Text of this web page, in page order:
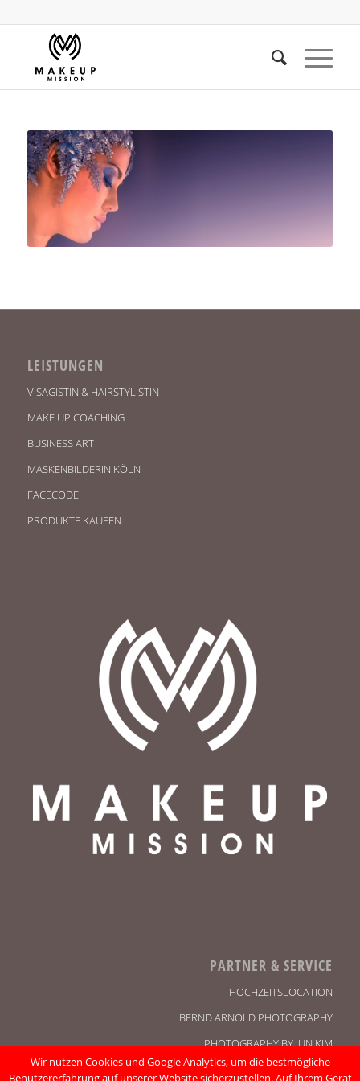
LEISTUNGEN
VISAGISTIN & HAIRSTYLISTIN
MAKE UP COACHING
BUSINESS ART
MASKENBILDERIN KÖLN
FACECODE
PRODUKTE KAUFEN
PARTNER & SERVICE
HOCHZEITSLOCATION
BERND ARNOLD PHOTOGRAPHY
PHOTOGRAPHY BY JUN KIM
KONTAKT
Wir nutzen Cookies und Google Analytics, um die bestmögliche
Benutzererfahrung auf unserer Website sicherzustellen. Auf Ihrem Gerät